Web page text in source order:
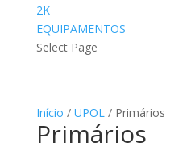
2K
EQUIPAMENTOS
Select Page
Início / UPOL/ Primários
Primários